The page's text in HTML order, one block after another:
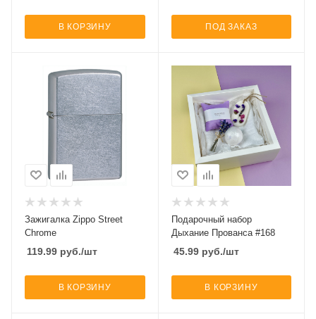
В КОРЗИНУ ПОД ЗАКАЗ
Зажигалка Zippo Street
Chrome
119.99 руб./шт
В КОРЗИНУ
Подарочный набор
Дыхание Прованса #168
45.99руб./шт
В КОРЗИНУ